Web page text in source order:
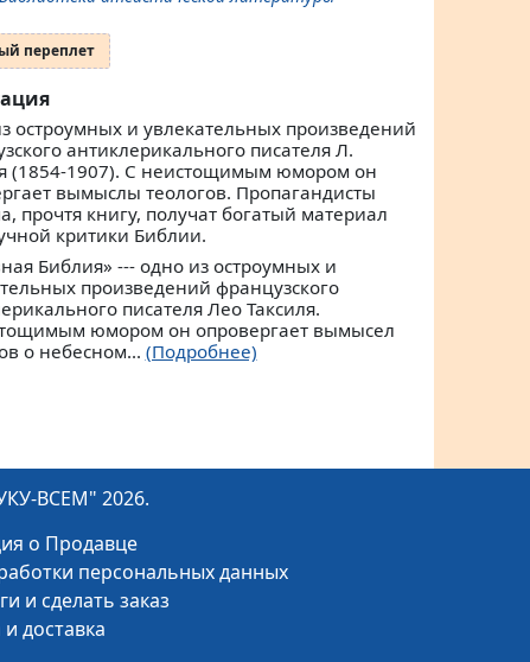
переплет
остроумных и увлекательных произведений
антиклерикального писателя Л.
(1854-1907). С неистощимым юмором он
вымыслы теологов. Пропагандисты
прочтя книгу, получат богатый материал
критики Библии.
Библия» --- одно из остроумных и
произведений французского
писателя Лео Таксиля.
юмором он опровергает вымысел
о небесном... (Подробнее)
ВСЕМ" 2026.
о Продавце
персональных данных
и сделать заказ
доставка